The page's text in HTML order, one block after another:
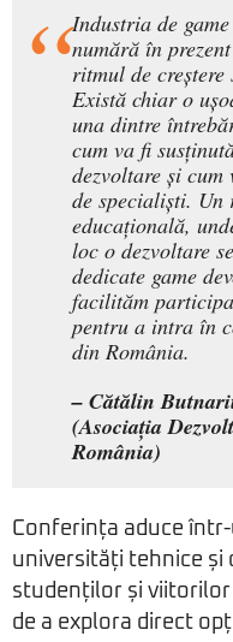
Industria de
numără în
ritmul de
Există chiar o
una dintre
cum va fi
dezvoltare și
de specialiști. Un
educațională,
loc o dezvoltare
dedicate game
facilităm
pentru a intra în
din România.
– Cătălin
(Asociația
România)
Conferința aduce
universități tehnice și
studenților și
de a explora direct